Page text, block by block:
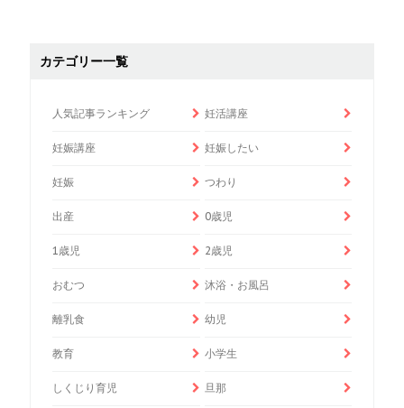
カテゴリー一覧
人気記事ランキング 妊活講座
妊娠講座 妊娠したい
妊娠 つわり
出産 0歳児
1歳児 2歳児
おむつ 沐浴・お風呂
離乳食 幼児
教育 小学生
しくじり育児 旦那